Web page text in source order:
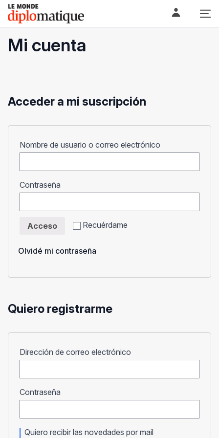
Skip
content
Le monde diplomatique
Mi cuenta
Acceder a mi suscripción
Nombre de usuario o correo electrónico
Contraseña
Recuérdame
Acceso
Olvidé mi contraseña
Quiero registrarme
Dirección de correo electrónico
Contraseña
Quiero recibir las novedades por mail